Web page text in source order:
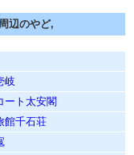
周辺のやど,
岐
ート太安閣
千石荘